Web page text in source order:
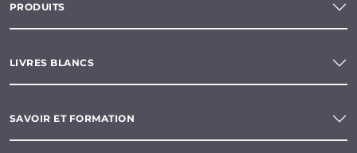
PRODUITS
LIVRES BLANCS
SAVOIR ET FORMATION